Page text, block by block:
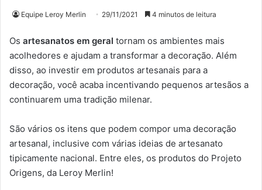
Equipe Leroy Merlin 29/11/2021 4 minutos de leitura
Os artesanatos em geral tornam os ambientes mais
acolhedores e ajudam a transformar a decoração. Além
disso, ao investir em produtos artesanais para a
decoração, você acaba incentivando pequenos artesãos a
continuarem uma tradição milenar.
São vários os itens que podem compor uma decoração
artesanal, inclusive com várias ideias de artesanato
tipicamente nacional. Entre eles, os produtos do Projeto
Origens, da Leroy Merlin!